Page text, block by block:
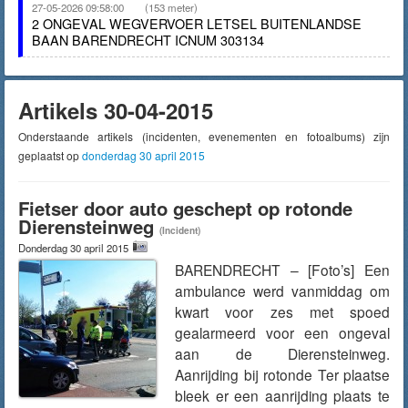
27-05-2026 09:58:00 (153 meter)
2 ONGEVAL WEGVERVOER LETSEL BUITENLANDSE
BAAN BARENDRECHT ICNUM 303134
Artikels 30-04-2015
Onderstaande artikels (incidenten, evenementen en fotoalbums) zijn
geplaatst opdonderdag 30 april 2015
Fietser door auto geschept op rotonde
Dierensteinweg (Incident)
Donderdag 30 april 2015
BARENDRECHT – [Foto’s] Een
ambulance werd vanmiddag om
kwart voor zes met spoed
gealarmeerd voor een ongeval
aan de Dierensteinweg.
Aanrijding bij rotonde Ter plaatse
bleek er een aanrijding plaats te